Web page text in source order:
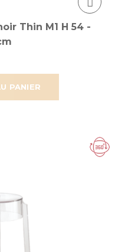
PANIER
Thin M1 H 54 -